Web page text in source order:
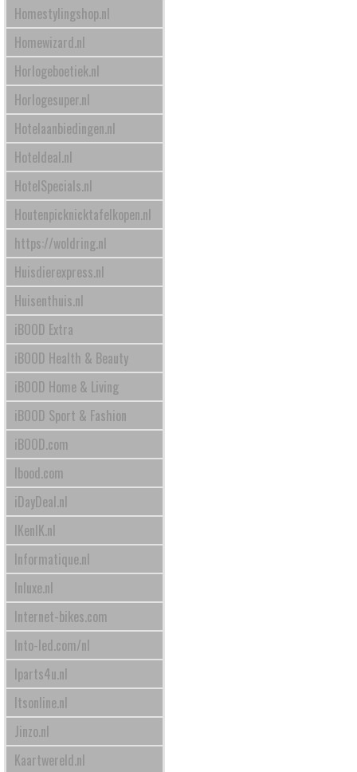
Homestylingshop.nl
Homewizard.nl
Horlogeboetiek.nl
Horlogesuper.nl
Hotelaanbiedingen.nl
Hoteldeal.nl
HotelSpecials.nl
Houtenpicknicktafelkopen.nl
https://woldring.nl
Huisdierexpress.nl
Huisenthuis.nl
iBOOD Extra
iBOOD Health & Beauty
iBOOD Home & Living
iBOOD Sport & Fashion
iBOOD.com
Ibood.com
iDayDeal.nl
IKenIK.nl
Informatique.nl
Inluxe.nl
Internet-bikes.com
Into-led.com/nl
Iparts4u.nl
Itsonline.nl
Jinzo.nl
Kaartwereld.nl